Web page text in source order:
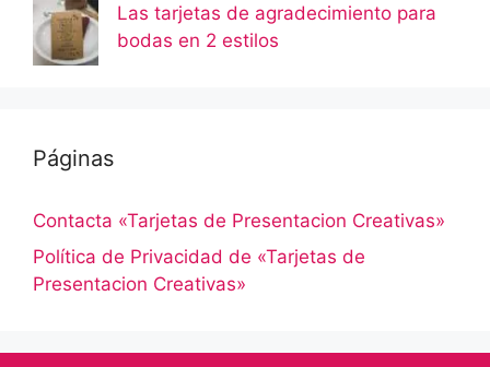
Las tarjetas de agradecimiento para
bodas en 2 estilos
Páginas
Contacta «Tarjetas de Presentacion Creativas»
Política de Privacidad de «Tarjetas de
Presentacion Creativas»